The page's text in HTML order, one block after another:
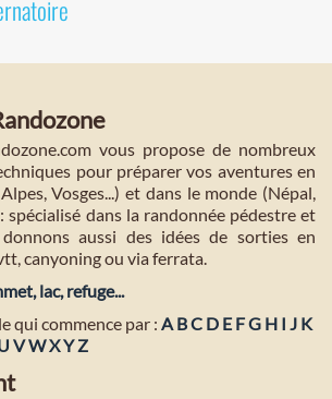
vous propose de nombreux
pour préparer vos aventures en
Vosges...) et dans le monde (Népal,
spécialisé dans la randonnée pédestre et
aussi des idées de sorties en
canyoning ou via ferrata.
lac, refuge...
qui commence par : A BC D E FG H I J K
VWXYZ